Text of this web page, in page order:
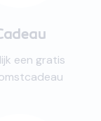
een gratis